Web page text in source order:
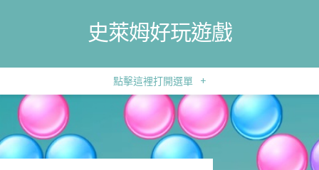
史萊姆好玩遊戲
點擊這裡打開選單 +